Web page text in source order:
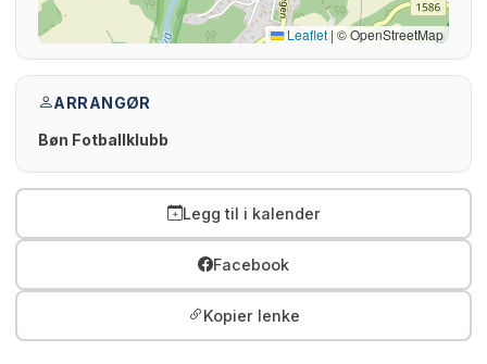
Leaflet |© OpenStreetMap
ARRANGØR
Bøn Fotballklubb
Legg til i kalender
Facebook
Kopier lenke